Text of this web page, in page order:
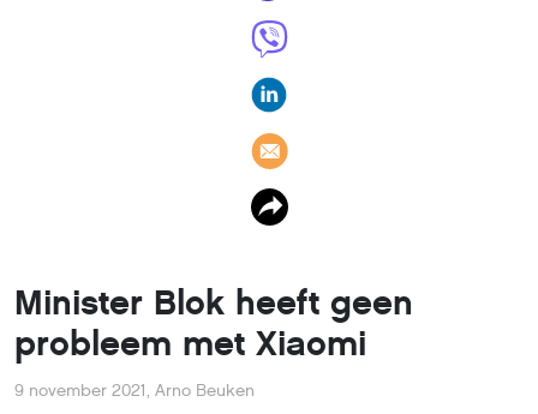
Minister Blok heeft geen
probleem met Xiaomi
9 november 2021, Arno Beuken